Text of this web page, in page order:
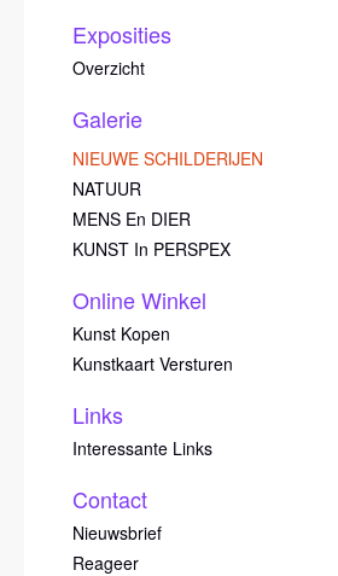
Exposities
Overzicht
Galerie
NIEUWE SCHILDERIJEN
NATUUR
MENS En DIER
KUNST In PERSPEX
Online Winkel
Kunst Kopen
Kunstkaart Versturen
Links
Interessante Links
Contact
Nieuwsbrief
Reageer